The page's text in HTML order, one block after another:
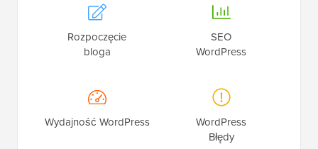
Rozpoczęcie
bloga
SEO
WordPress
Wydajność WordPress
WordPress
Błędy